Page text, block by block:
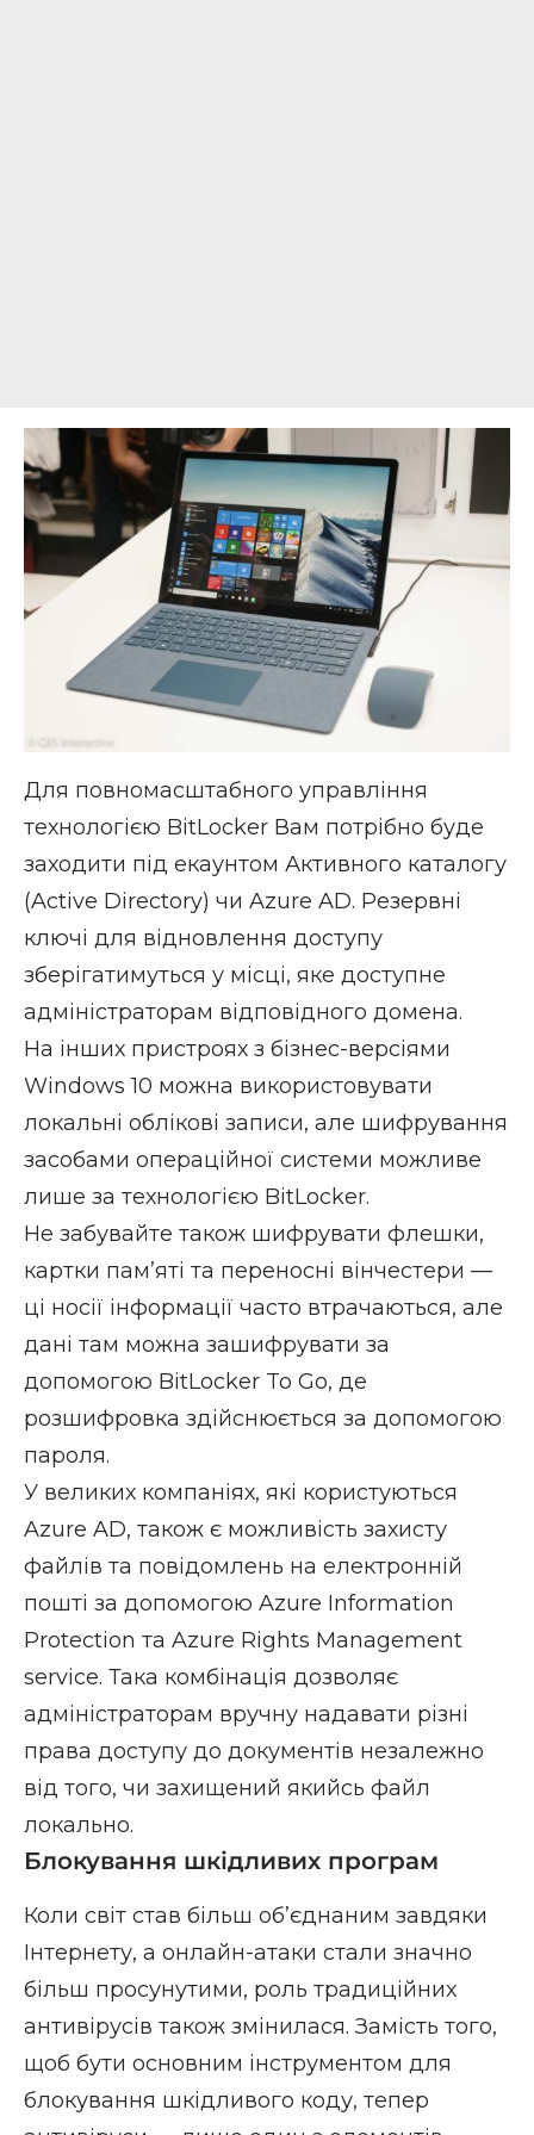
Для повномасштабного управління
технологією BitLocker Вам потрібно буде
заходити під екаунтом Активного каталогу
(Active Directory) чи Azure AD. Резервні
ключі для відновлення доступу
зберігатимуться у місці, яке доступне
адміністраторам відповідного домена.
На інших пристроях з бізнес-версіями
Windows 10 можна використовувати
локальні облікові записи, але шифрування
засобами операційної системи можливе
лише за технологією BitLocker.
Не забувайте також шифрувати флешки,
картки пам’яті та переносні вінчестери —
ці носії інформації часто втрачаються, але
дані там можна зашифрувати за
допомогою BitLocker To Go, де
розшифровка здійснюється за допомогою
пароля.
У великих компаніях, які користуються
Azure AD, також є можливість захисту
файлів та повідомлень на електронній
пошті за допомогою Azure Information
Protection та Azure Rights Management
service. Така комбінація дозволяє
адміністраторам вручну надавати різні
права доступу до документів незалежно
від того, чи захищений якийсь файл
локально.
Блокування шкідливих програм
Коли світ став більш об’єднаним завдяки
Інтернету, а онлайн-атаки стали значно
більш просунутими, роль традиційних
антивірусів також змінилася. Замість того,
щоб бути основним інструментом для
блокування шкідливого коду, тепер